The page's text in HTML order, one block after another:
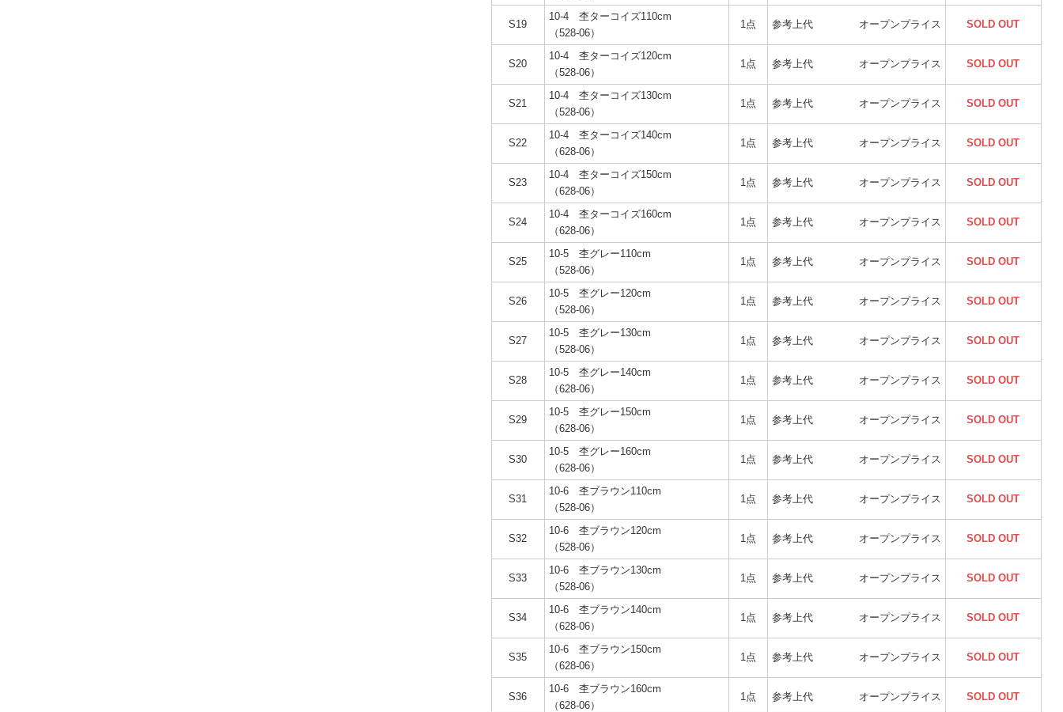
S19
10-4 杢ターコイズ110cm
（528-06）
1点 参考上代 オープンプライス SOLD OUT
S20
10-4 杢ターコイズ120cm
（528-06）
1点 参考上代 オープンプライス SOLD OUT
S21
10-4 杢ターコイズ130cm
（528-06）
1点 参考上代 オープンプライス SOLD OUT
S22
10-4 杢ターコイズ140cm
（628-06）
1点 参考上代 オープンプライス SOLD OUT
S23
10-4 杢ターコイズ150cm
（628-06）
1点 参考上代 オープンプライス SOLD OUT
S24
10-4 杢ターコイズ160cm
（628-06）
1点 参考上代 オープンプライス SOLD OUT
S25
10-5 杢グレー110cm
（528-06）
1点 参考上代 オープンプライス SOLD OUT
S26
10-5 杢グレー120cm
（528-06）
1点 参考上代 オープンプライス SOLD OUT
S27
10-5 杢グレー130cm
（528-06）
1点 参考上代 オープンプライス SOLD OUT
S28
10-5 杢グレー140cm
（628-06）
1点 参考上代 オープンプライス SOLD OUT
S29
10-5 杢グレー150cm
（628-06）
1点 参考上代 オープンプライス SOLD OUT
S30
10-5 杢グレー160cm
（628-06）
1点 参考上代 オープンプライス SOLD OUT
S31
10-6 杢ブラウン110cm
（528-06）
1点 参考上代 オープンプライス SOLD OUT
S32
10-6 杢ブラウン120cm
（528-06）
1点 参考上代 オープンプライス SOLD OUT
S33
10-6 杢ブラウン130cm
（528-06）
1点 参考上代 オープンプライス SOLD OUT
S34
10-6 杢ブラウン140cm
（628-06）
1点 参考上代 オープンプライス SOLD OUT
S35
10-6 杢ブラウン150cm
（628-06）
1点 参考上代 オープンプライス SOLD OUT
S36
10-6 杢ブラウン160cm
（628-06）
1点 参考上代 オープンプライス SOLD OUT